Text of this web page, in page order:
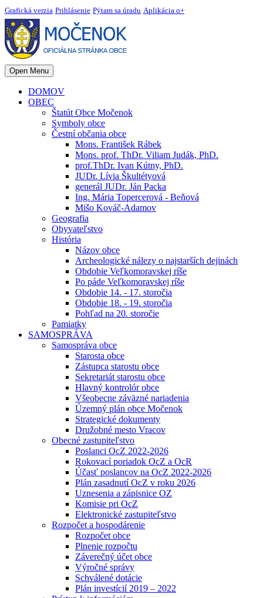
Grafická verzia Prihlásenie Pýtam sa úradu Aplikácia o+
Open Menu
DOMOV
OBEC
Štatút Obce Močenok
Symboly obce
Čestní občania obce
Mons. František Rábek
Mons. prof. ThDr. Viliam Judák, PhD.
prof.ThDr. Ivan Kútny, PhD.
JUDr. Lívia Škultétyová
generál JUDr. Ján Packa
Ing. Mária Topercerová - Beňová
Mišo Kováč-Adamov
Geografia
Obyvateľstvo
História
Názov obce
Archeologické nálezy o najstarších dejinách
Obdobie Veľkomoravskej ríše
Po páde Veľkomoravskej ríše
Obdobie 14. - 17. storočia
Obdobie 18. - 19. storočia
Pohľad na 20. storočie
Pamiatky
SAMOSPRÁVA
Samospráva obce
Starosta obce
Zástupca starostu obce
Sekretariát starostu obce
Hlavný kontrolór obce
Všeobecne záväzné nariadenia
Územný plán obce Močenok
Strategické dokumenty
Družobné mesto Vracov
Obecné zastupiteľstvo
Poslanci OcZ 2022-2026
Rokovací poriadok OcZ a OcR
Účasť poslancov na OcZ 2022-2026
Plán zasadnutí OcZ v roku 2026
Uznesenia a zápisnice OZ
Komisie pri OcZ
Elektronické zastupiteľstvo
Rozpočet a hospodárenie
Rozpočet obce
Plnenie rozpočtu
Záverečný účet obce
Výročné správy
Schválené dotácie
Plán investícií 2019 – 2022